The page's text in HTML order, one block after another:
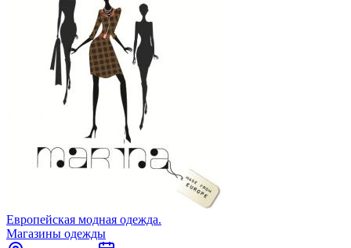
Европейская модная одежда.
Магазины одежды